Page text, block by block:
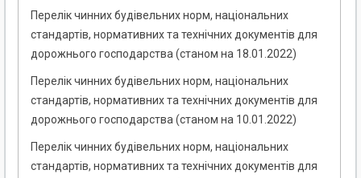
Перелік чинних будівельних норм, національних
стандартів, нормативних та технічних документів для
дорожнього господарства (станом на 18.01.2022)
Перелік чинних будівельних норм, національних
стандартів, нормативних та технічних документів для
дорожнього господарства (станом на 10.01.2022)
Перелік чинних будівельних норм, національних
стандартів, нормативних та технічних документів для